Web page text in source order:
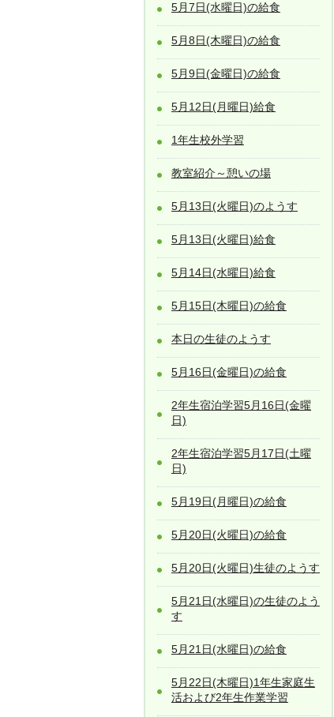
5月7日(水曜日)の給食
5月8日(木曜日)の給食
5月9日(金曜日)の給食
5月12日(月曜日)給食
1年生校外学習
教室紹介～憩いの場
5月13日(火曜日)のようす
5月13日(火曜日)給食
5月14日(水曜日)給食
5月15日(木曜日)の給食
本日の生徒のようす
5月16日(金曜日)の給食
2年生宿泊学習5月16日(金曜
日)
2年生宿泊学習5月17日(土曜
日)
5月19日(月曜日)の給食
5月20日(火曜日)の給食
5月20日(火曜日)生徒のようす
5月21日(水曜日)の生徒のよう
す
5月21日(水曜日)の給食
5月22日(木曜日)1年生家庭生
活および2年生作業学習